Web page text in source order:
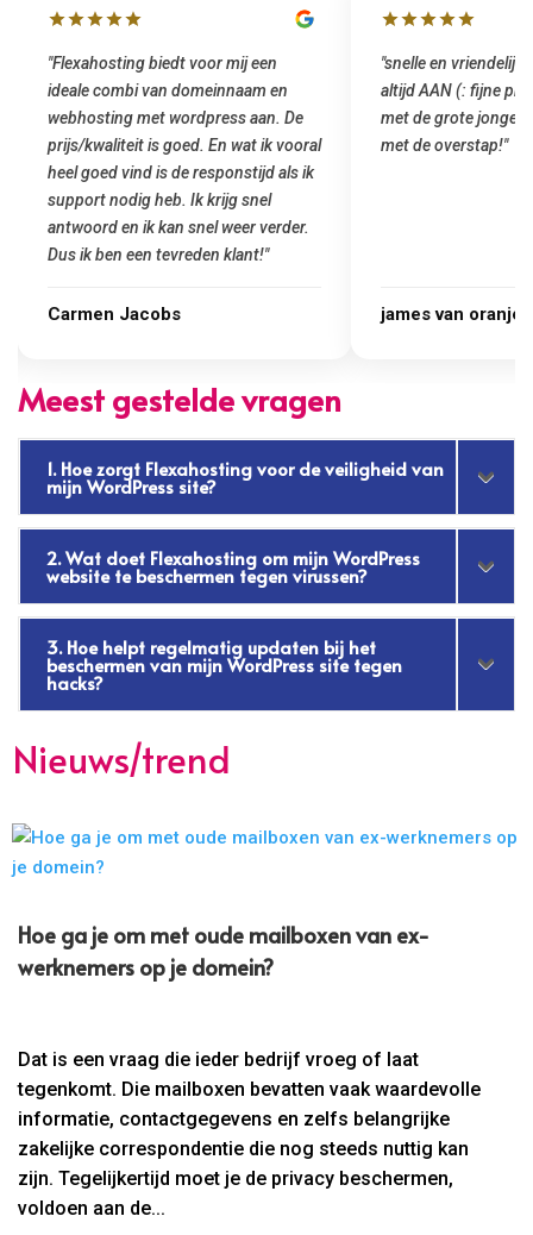
"Flexahosting biedt voor mij een
ideale combi van domeinnaam en
webhosting met wordpress aan. De
prijs/kwaliteit is goed. En wat ik vooral
heel goed vind is de responstijd als ik
support nodig heb. Ik krijg snel
antwoord en ik kan snel weer verder.
Dus ik ben een tevreden klant!"
Carmen Jacobs
"snelle en vriendelijke
altijd AAN (: fijne
met de grote jongens
met de overstap!"
james van oranje
Meest gestelde vragen
1. Hoe zorgt Flexahosting voor de veiligheid van
mijn WordPress site?
2. Wat doet Flexahosting om mijn WordPress
website te beschermen tegen virussen?
3. Hoe helpt regelmatig updaten bij het
beschermen van mijn WordPress site tegen
hacks?
Nieuws/trend
Hoe ga je om met oude mailboxen van ex-
werknemers op je domein?
Dat is een vraag die ieder bedrijf vroeg of laat
tegenkomt. Die mailboxen bevatten vaak waardevolle
informatie, contactgegevens en zelfs belangrijke
zakelijke correspondentie die nog steeds nuttig kan
zijn. Tegelijkertijd moet je de privacy beschermen,
voldoen aan de...